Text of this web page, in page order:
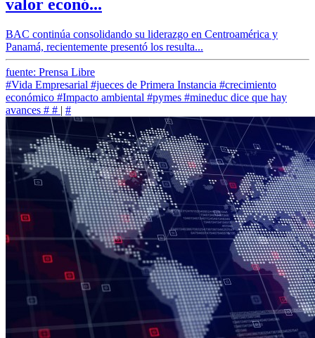
valor econó...
BAC continúa consolidando su liderazgo en Centroamérica y
Panamá, recientemente presentó los resulta...
fuente: Prensa Libre
#Vida Empresarial #jueces de Primera Instancia #crecimiento
económico #Impacto ambiental #pymes #mineduc dice que hay
avances # # | #